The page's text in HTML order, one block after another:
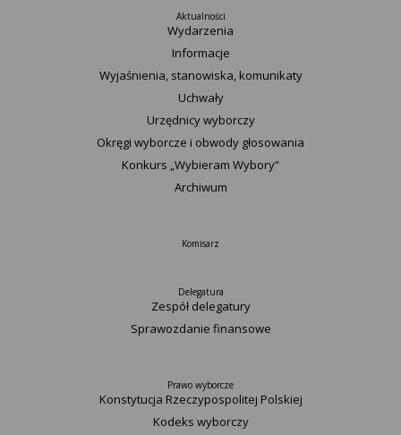
Aktualności
Wydarzenia
Informacje
Wyjaśnienia, stanowiska, komunikaty
Uchwały
Urzędnicy wyborczy
Okręgi wyborcze i obwody głosowania
Konkurs „Wybieram Wybory”
Archiwum
Komisarz
Delegatura
Zespół delegatury
Sprawozdanie finansowe
Prawo wyborcze
Konstytucja Rzeczypospolitej Polskiej​
Kodeks wyborczy